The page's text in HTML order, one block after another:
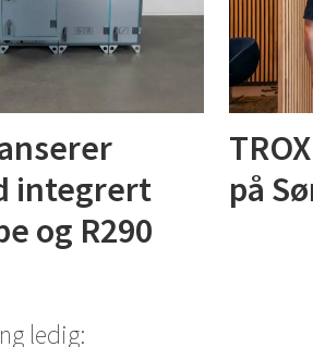
integrert
og R290
på
ledig: